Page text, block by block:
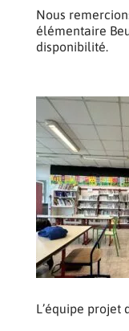
Nous
élémentaire
disponibilité.
L’équipe projet